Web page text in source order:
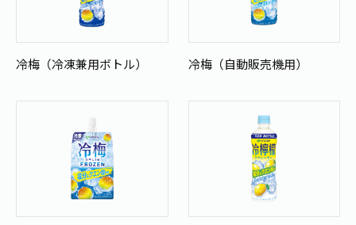
冷梅（冷凍兼用ボトル） 冷梅（自動販売機用）